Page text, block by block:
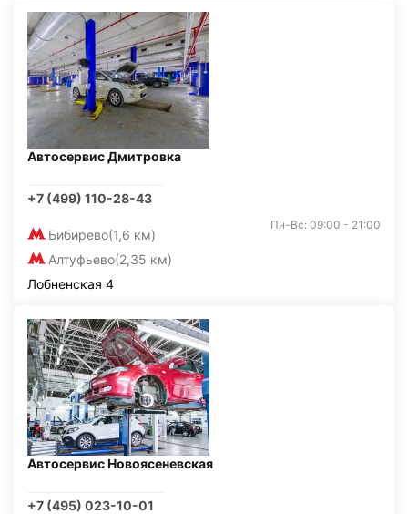
Автосервис Дмитровка
+7 (499) 110-28-43
Бибирево(1,6 км)
Алтуфьево(2,35 км)
Пн-Вс: 09:00 - 21:00
Лобненская 4
Автосервис Новоясеневская
+7 (495) 023-10-01